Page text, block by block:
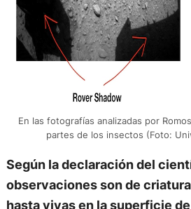
En las fotografías analizadas por
partes de los insectos (Foto:
Según la declaración del
observaciones son de
hasta vivas en la superficie